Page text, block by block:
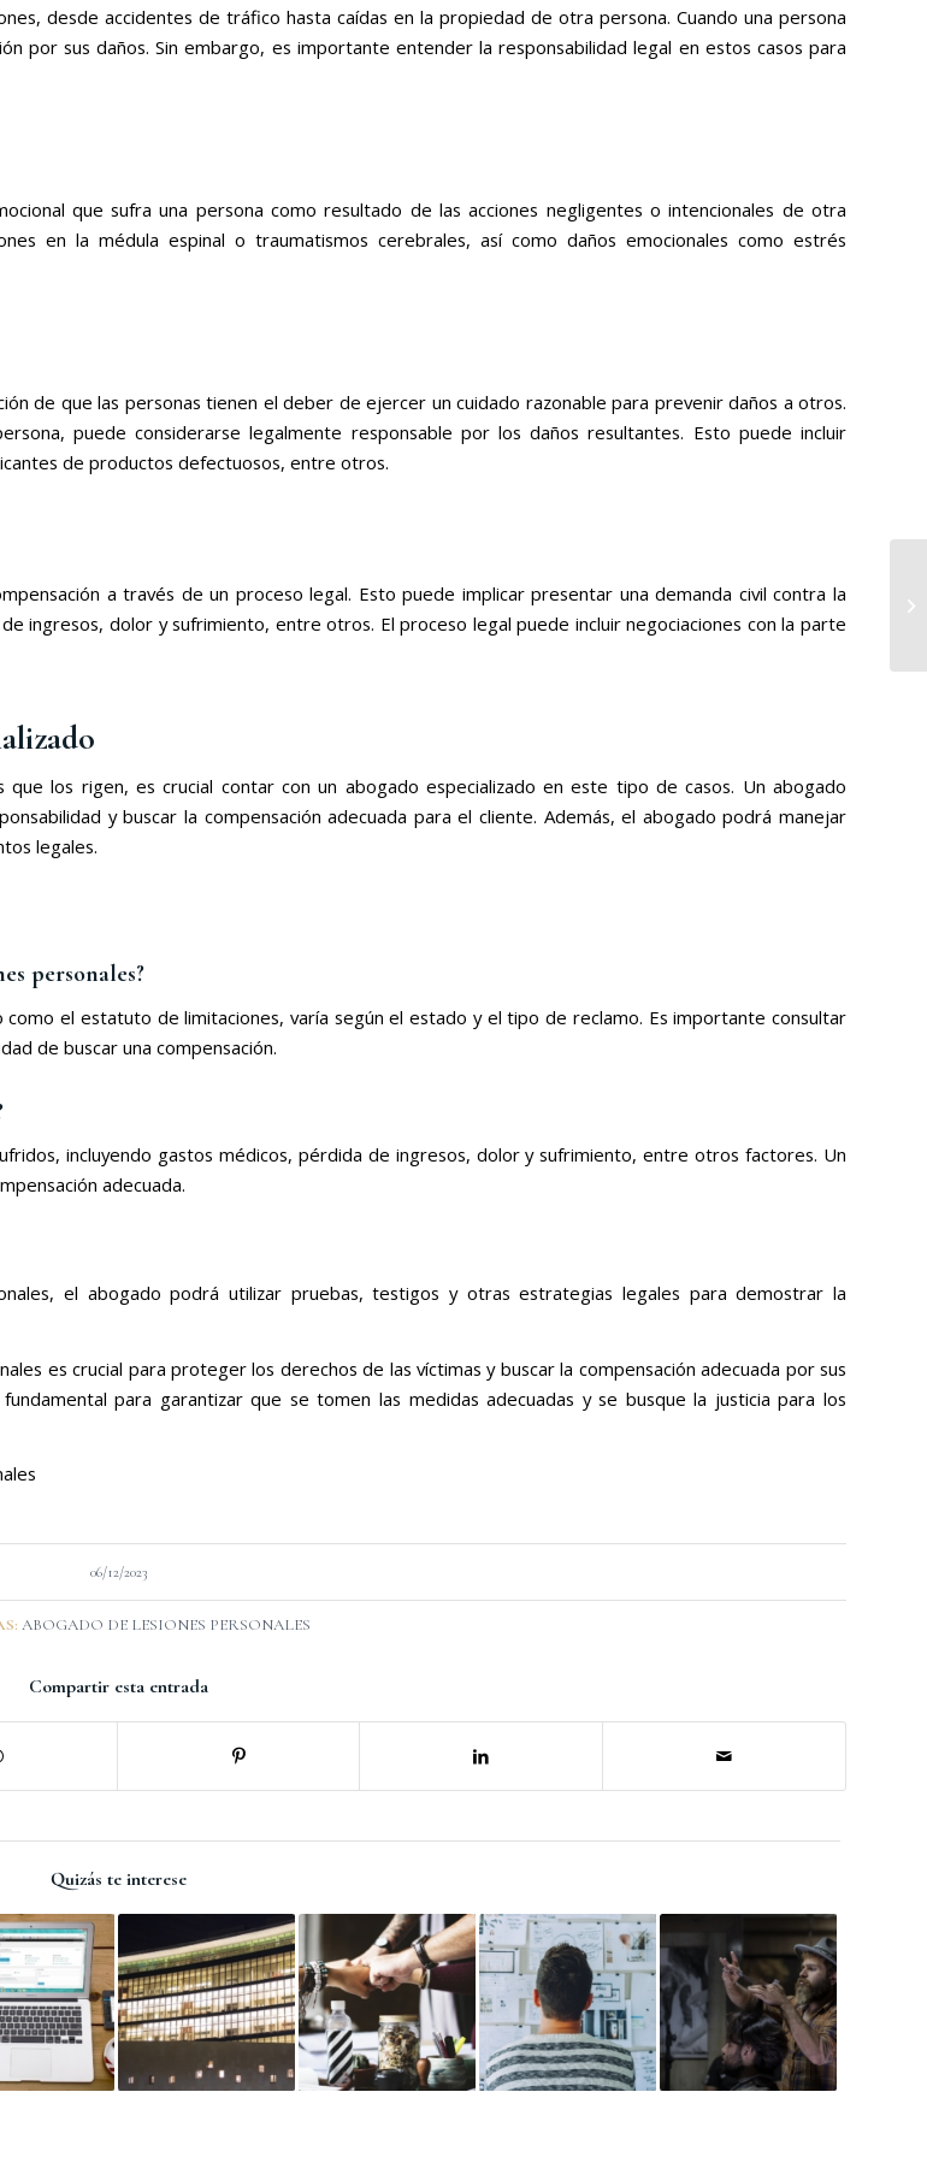
desde accidentes de tráfico hasta caídas en la propiedad de otra persona. Cuando una persona
por sus daños. Sin embargo, es importante entender la responsabilidad legal en estos casos para
que sufra una persona como resultado de las acciones negligentes o intencionales de otra
en la médula espinal o traumatismos cerebrales, así como daños emocionales como estrés
de que las personas tienen el deber de ejercer un cuidado razonable para prevenir daños a otros.
puede considerarse legalmente responsable por los daños resultantes. Esto puede incluir
de productos defectuosos, entre otros.
a través de un proceso legal. Esto puede implicar presentar una demanda civil contra la
ingresos, dolor y sufrimiento, entre otros. El proceso legal puede incluir negociaciones con la parte
los rigen, es crucial contar con un abogado especializado en este tipo de casos. Un abogado
y buscar la compensación adecuada para el cliente. Además, el abogado podrá manejar
legales.
personales?
el estatuto de limitaciones, varía según el estado y el tipo de reclamo. Es importante consultar
de buscar una compensación.
incluyendo gastos médicos, pérdida de ingresos, dolor y sufrimiento, entre otros factores. Un
adecuada.
el abogado podrá utilizar pruebas, testigos y otras estrategias legales para demostrar la
es crucial para proteger los derechos de las víctimas y buscar la compensación adecuada por sus
para garantizar que se tomen las medidas adecuadas y se busque la justicia para los
06/12/2023
ABOGADO DE LESIONES PERSONALES
Compartir esta entrada
Quizás te interese